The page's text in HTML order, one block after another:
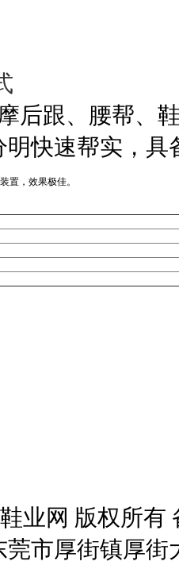
后跟、腰帮、
快速帮实，
置，效果极佳。
业网 版权所有
市厚街镇厚